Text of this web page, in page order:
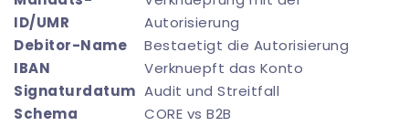
ID/UMR
Autorisierung
Debitor-Name
Bestaetigt die Autorisierung
IBAN
Verknuepft das Konto
Signaturdatum Audit und Streitfall
Schema
CORE vs B2B